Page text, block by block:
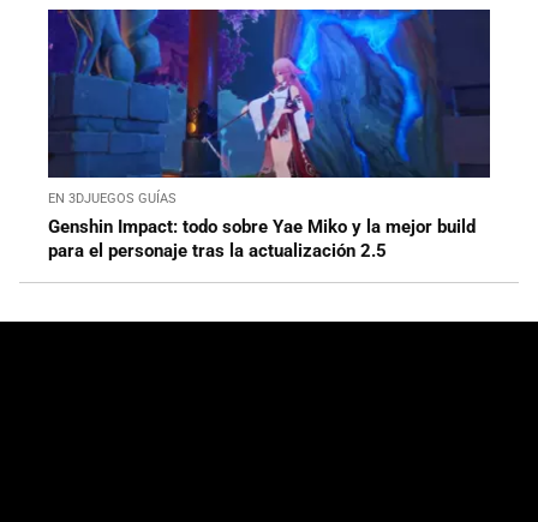
EN 3DJUEGOS GUÍAS
Genshin Impact: todo sobre Yae Miko y la mejor build
para el personaje tras la actualización 2.5